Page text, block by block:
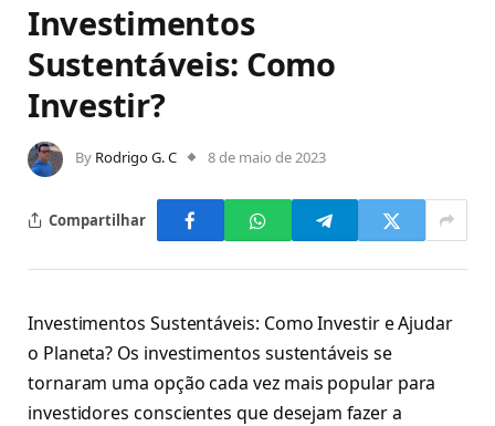
Investimentos
Sustentáveis: Como
Investir?
By Rodrigo G. C 8 de maio de 2023
Compartilhar
Investimentos Sustentáveis: Como Investir e Ajudar
o Planeta? Os investimentos sustentáveis se
tornaram uma opção cada vez mais popular para
investidores conscientes que desejam fazer a